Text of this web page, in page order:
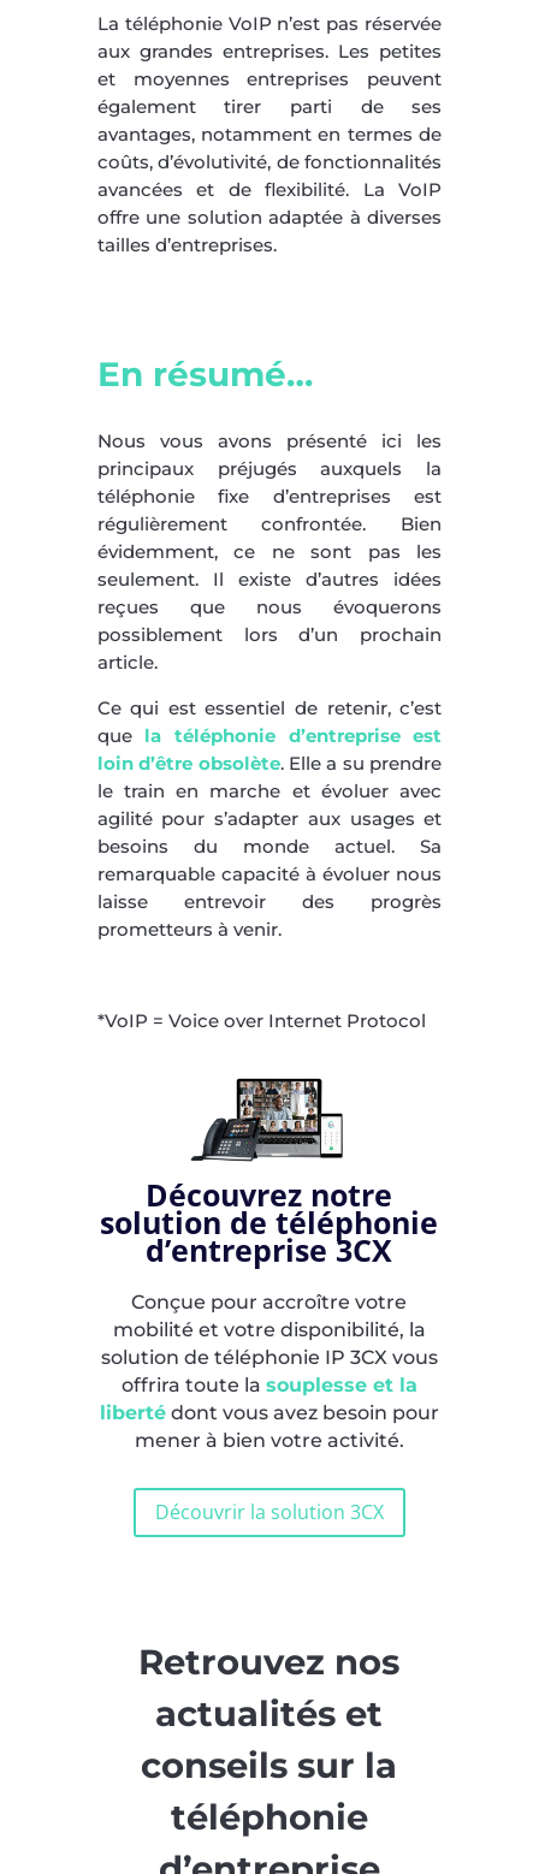
La téléphonie VoIP n’est pas réservée
aux grandes entreprises. Les petites
et moyennes entreprises peuvent
également tirer parti de ses
avantages, notamment en termes de
coûts, d’évolutivité, de fonctionnalités
avancées et de flexibilité. La VoIP
offre une solution adaptée à diverses
tailles d’entreprises.
En résumé…
Nous vous avons présenté ici les
principaux préjugés auxquels la
téléphonie fixe d’entreprises est
régulièrement confrontée. Bien
évidemment, ce ne sont pas les
seulement. Il existe d’autres idées
reçues que nous évoquerons
possiblement lors d’un prochain
article.
Ce qui est essentiel de retenir, c’est
quela téléphonie d’entreprise est
loin d’être obsolète. Elle a su prendre
le train en marche et évoluer avec
agilité pour s’adapter aux usages et
besoins du monde actuel. Sa
remarquable capacité à évoluer nous
laisse entrevoir des progrès
prometteurs à venir.
*VoIP = Voice over Internet Protocol
Découvrez notre
solution de téléphonie
d’entreprise 3CX
Conçue pour accroître votre
mobilité et votre disponibilité, la
solution de téléphonie IP 3CX vous
offrira toute la souplesse et la
liberté dont vous avez besoin pour
mener à bien votre activité.
Découvrir la solution 3CX
Retrouvez nos
actualités et
conseils sur la
téléphonie